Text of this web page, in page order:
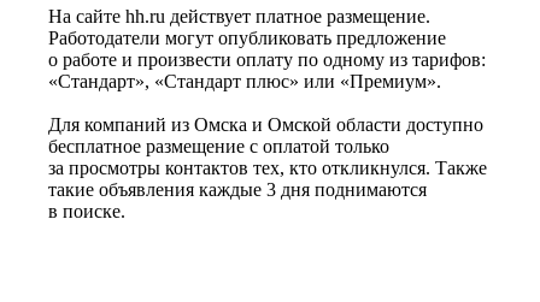
На сайте hh.ru действует платное размещение.
Работодатели могут опубликовать предложение
о работе и произвести оплату по одному из тарифов:
«Стандарт», «Стандарт плюс» или «Премиум».
Для компаний из Омска и Омской области доступно
бесплатное размещение с оплатой только
за просмотры контактов тех, кто откликнулся. Также
такие объявления каждые 3 дня поднимаются
в поиске.